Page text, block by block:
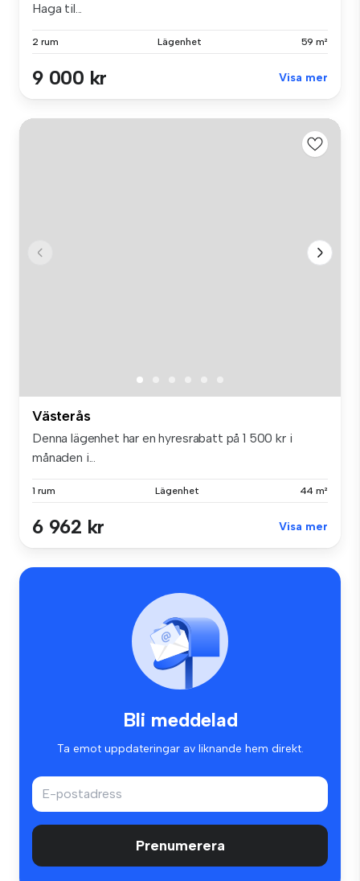
Haga til...
2 rum Lägenhet 59 m²
9 000 kr Visa mer
Västerås
Denna lägenhet har en hyresrabatt på 1 500 kr i
månaden i...
1 rum Lägenhet 44 m²
6 962 kr Visa mer
Bli meddelad
Ta emot uppdateringar av liknande hem direkt.
Prenumerera